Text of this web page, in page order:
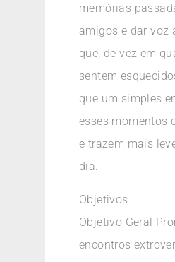
memórias
amigos e dar voz
que, de vez em
sentem
que um simples
esses momentos
e trazem mais
dia.
Objetivos
Objetivo Geral
encontros